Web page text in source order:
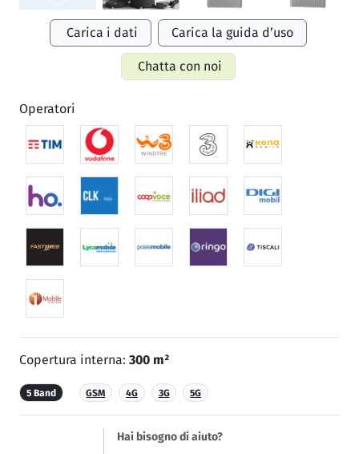
Carica i dati Carica la guida d’uso
Chatta con noi
Operatori
Copertura interna: 300 m²
5 Band GSM 4G 3G 5G
Hai bisogno di aiuto?